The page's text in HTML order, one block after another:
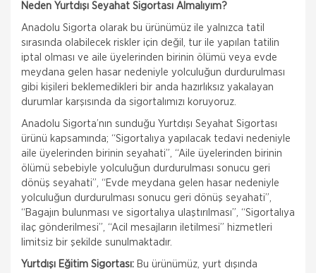
Neden Yurtdışı Seyahat Sigortası Almalıyım?
Anadolu Sigorta olarak bu ürünümüz ile yalnızca tatil
sırasında olabilecek riskler için değil, tur ile yapılan tatilin
iptal olması ve aile üyelerinden birinin ölümü veya evde
meydana gelen hasar nedeniyle yolculuğun durdurulması
gibi kişileri beklemedikleri bir anda hazırlıksız yakalayan
durumlar karşısında da sigortalımızı koruyoruz.
Anadolu Sigorta’nın sunduğu Yurtdışı Seyahat Sigortası
ürünü kapsamında; “Sigortalıya yapılacak tedavi nedeniyle
aile üyelerinden birinin seyahati”, “Aile üyelerinden birinin
ölümü sebebiyle yolculuğun durdurulması sonucu geri
dönüş seyahati”, “Evde meydana gelen hasar nedeniyle
yolculuğun durdurulması sonucu geri dönüş seyahati”,
“Bagajın bulunması ve sigortalıya ulaştırılması”, “Sigortalıya
ilaç gönderilmesi”, “Acil mesajların iletilmesi” hizmetleri
limitsiz bir şekilde sunulmaktadır.
Yurtdışı Eğitim Sigortası: Bu ürünümüz, yurt dışında